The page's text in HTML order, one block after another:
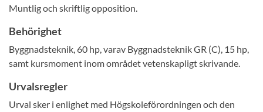
Muntlig och skriftlig opposition.
Behörighet
Byggnadsteknik, 60 hp, varav Byggnadsteknik GR (C), 15 hp,
samt kursmoment inom området vetenskapligt skrivande.
Urvalsregler
Urval sker i enlighet med Högskoleförordningen och den